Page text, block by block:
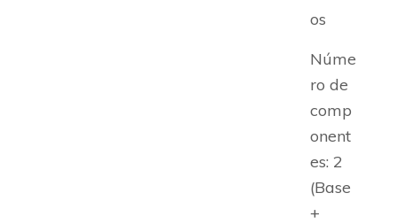
os
Núme
ro de
comp
onent
es: 2
(Base
+